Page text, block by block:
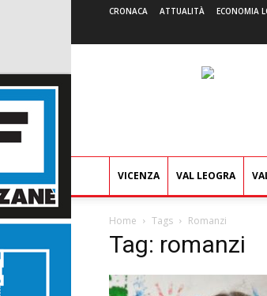
CRONACA ATTUALITÀ ECONOMIA
VICENZA VAL LEOGRA
Home Tags Romanzi
Tag: romanzi